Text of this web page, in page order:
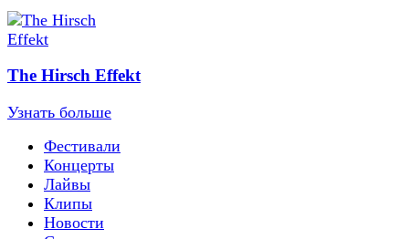
The Hirsch Effekt
Узнать больше
Фестивали
Концерты
Лайвы
Клипы
Новости